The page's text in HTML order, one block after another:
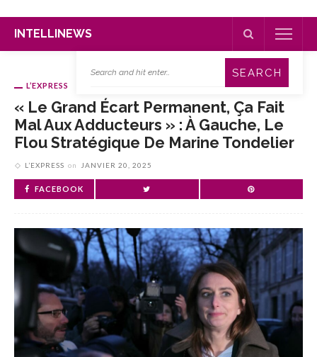
INTELLINEWS
L’EXPRESS
« Le Grand Écart Permanent, Ça Fait
Mal Aux Adducteurs » : À Gauche, Le
Flou Stratégique De Marine Tondelier
L’EXPRESS on JANVIER 20, 2025
FACEBOOK